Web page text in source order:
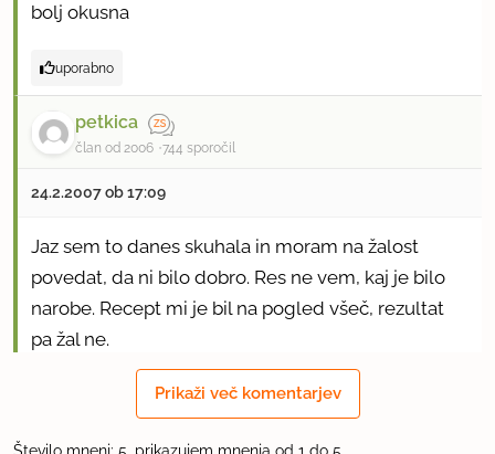
bolj okusna
uporabno
petkica
član od 2006 744 sporočil
24.2.2007 ob 17:09
Jaz sem to danes skuhala in moram na žalost
povedat, da ni bilo dobro. Res ne vem, kaj je bilo
narobe. Recept mi je bil na pogled všeč, rezultat
pa žal ne.
gogad
Prikaži več komentarjev
Število mnenj: 5, prikazujem mnenja od 1 do 5